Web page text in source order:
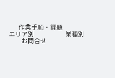
作業手順・課題
エリア別 業種別
お問合せ